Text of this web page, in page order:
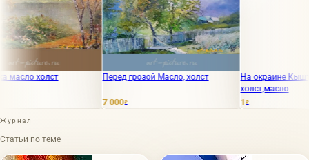
холст Перед грозой Масло, холст
На окраине Кыштыма.
холст,масло
Журнал
Статьи по теме